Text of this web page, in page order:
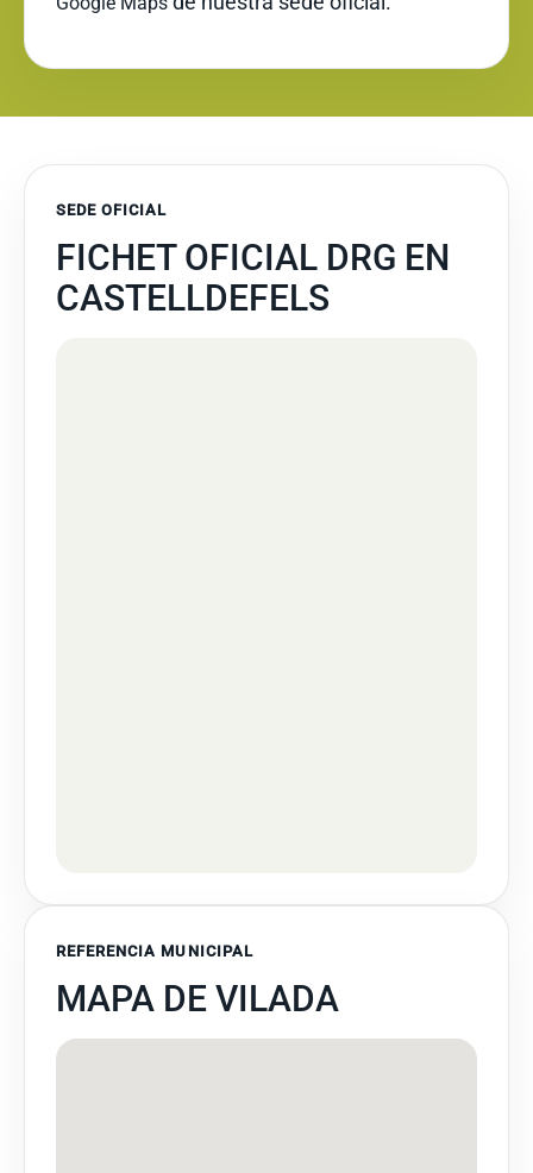
SEDE OFICIAL
FICHET OFICIAL DRG EN
CASTELLDEFELS
REFERENCIA MUNICIPAL
MAPA DE VILADA